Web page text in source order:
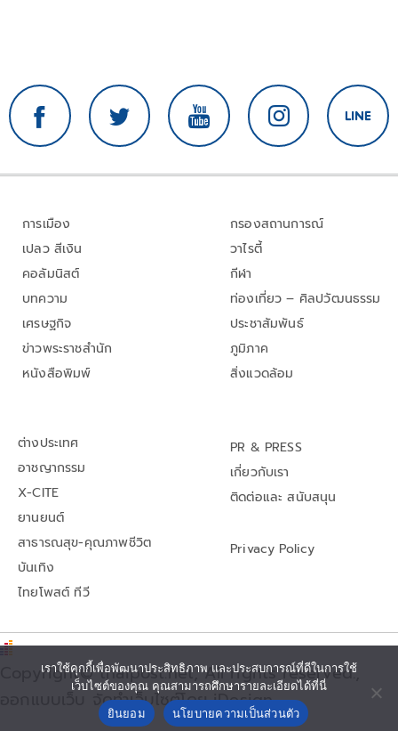
การเมือง
เปลว สีเงิน
คอลัมนิสต์
บทความ
เศรษฐกิจ
ข่าวพระราชสำนัก
หนังสือพิมพ์
กรองสถานการณ์
วาไรตี้
กีฬา
ท่องเที่ยว – ศิลปวัฒนธรรม
ประชาสัมพันธ์
ภูมิภาค
สิ่งแวดล้อม
ต่างประเทศ
อาชญากรรม
X-CITE
ยานยนต์
สาธารณสุข-คุณภาพชีวิต
บันเทิง
ไทยโพสต์ ทีวี
PR & PRESS
เกี่ยวกับเรา
ติดต่อและ สนับสนุน
Privacy Policy
Copyright© thaipost.net, All rights reserved.,
ออกแบบเว็บ จัดทำเว็บไซต์โดย iDesign
เราใช้คุกกี้เพื่อพัฒนาประสิทธิภาพ และประสบการณ์ที่ดีในการใช้
เว็บไซต์ของคุณ คุณสามารถศึกษารายละเอียดได้ที่นี่
ยินยอม
นโยบายความเป็นส่วนตัว